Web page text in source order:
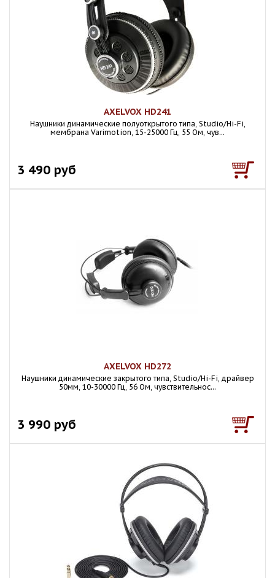
AXELVOX HD241
Наушники динамические полуоткрытого типа, Studio/Hi-Fi,
мембрана Varimotion, 15-25000 Гц, 55 Ом, чув...
3 490 руб
AXELVOX HD272
Наушники динамические закрытого типа, Studio/Hi-Fi, драйвер
50мм, 10-30000 Гц, 56 Ом, чувствительнос...
3 990 руб